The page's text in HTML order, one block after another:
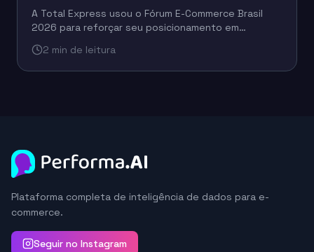
A Total Express usou o Fórum E-Commerce Brasil
2026 para reforçar seu posicionamento em
escala e suporte ao varejo digital.
2 min de leitura
Plataforma completa de inteligência de dados para e-
commerce.
Seguir no Instagram